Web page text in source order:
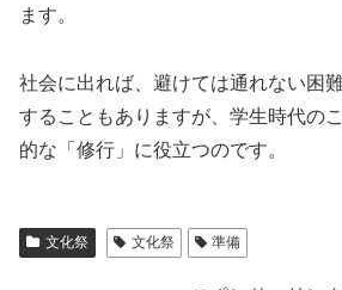
ます。
社会に出れば、避けては通れない困
することもありますが、学生時代の
的な「修行」に役立つのです。
文化祭 文化祭 準備